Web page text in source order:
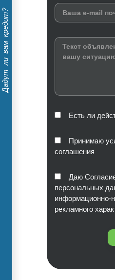
Дадут ли вам кредит?
Есть ли
Принимаю
соглашения
Даю
персональных
информационно-
рекламного